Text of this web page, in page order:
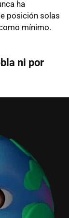
ha
posición solas
mínimo.
ni por